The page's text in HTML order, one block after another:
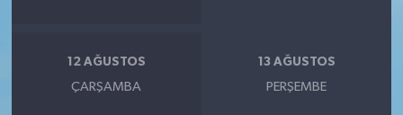
12 AĞUSTOS
ÇARŞAMBA
13 AĞUSTOS
PERŞEMBE